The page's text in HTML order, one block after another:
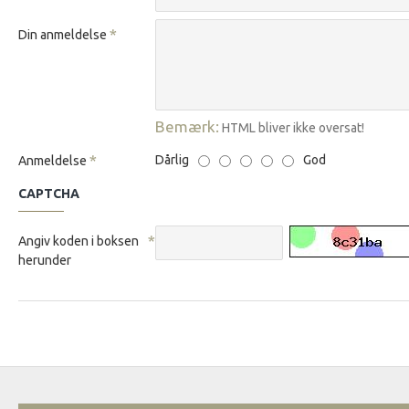
Din anmeldelse
Bemærk: HTML bliver ikke oversat!
Anmeldelse Dårlig God
CAPTCHA
Angiv koden i boksen
herunder